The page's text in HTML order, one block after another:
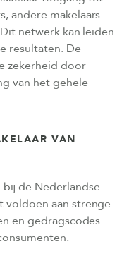
andere makelaars
netwerk kan leiden
resultaten. De
zekerheid door
van het gehele
VAN
bij de Nederlandse
voldoen aan strenge
en gedragscodes.